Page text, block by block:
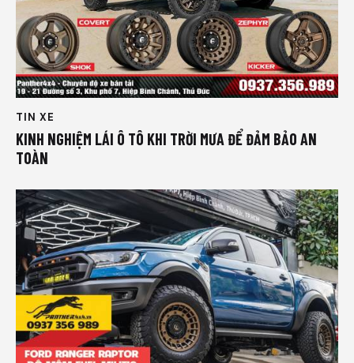
TIN XE
KINH NGHIỆM LÁI Ô TÔ KHI TRỜI MƯA ĐỂ ĐẢM BẢO AN
TOÀN